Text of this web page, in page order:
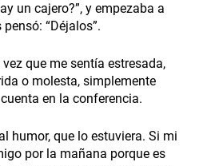
un cajero?”, y empezaba a
“Déjalos”.
que me sentía estresada,
o molesta, simplemente
cuenta en la conferencia.
humor, que lo estuviera. Si mi
por la mañana porque es